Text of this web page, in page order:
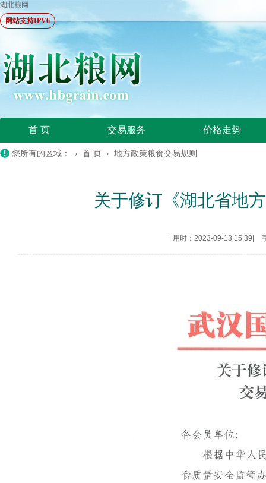
湖北粮网
网站支持IPV6
首 页 交易服务 价格走势
您所有的区域： › 首 页 › 地方政策粮食交易规则
关于修订《湖北省地
用时：2023-09-13 15:39